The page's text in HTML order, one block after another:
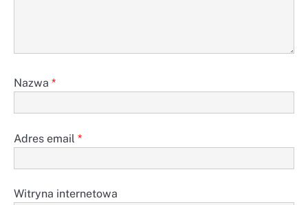
Nazwa *
Adres email *
Witryna internetowa